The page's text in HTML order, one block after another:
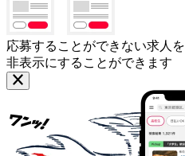
応募することができない求人を
非表示にすることができます